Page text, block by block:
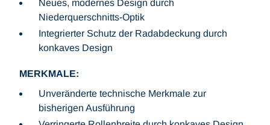
Neues, modernes Design durch
Niederquerschnitts-Optik
Integrierter Schutz der Radabdeckung durch
konkaves Design
MERKMALE:
Unveränderte technische Merkmale zur
bisherigen Ausführung